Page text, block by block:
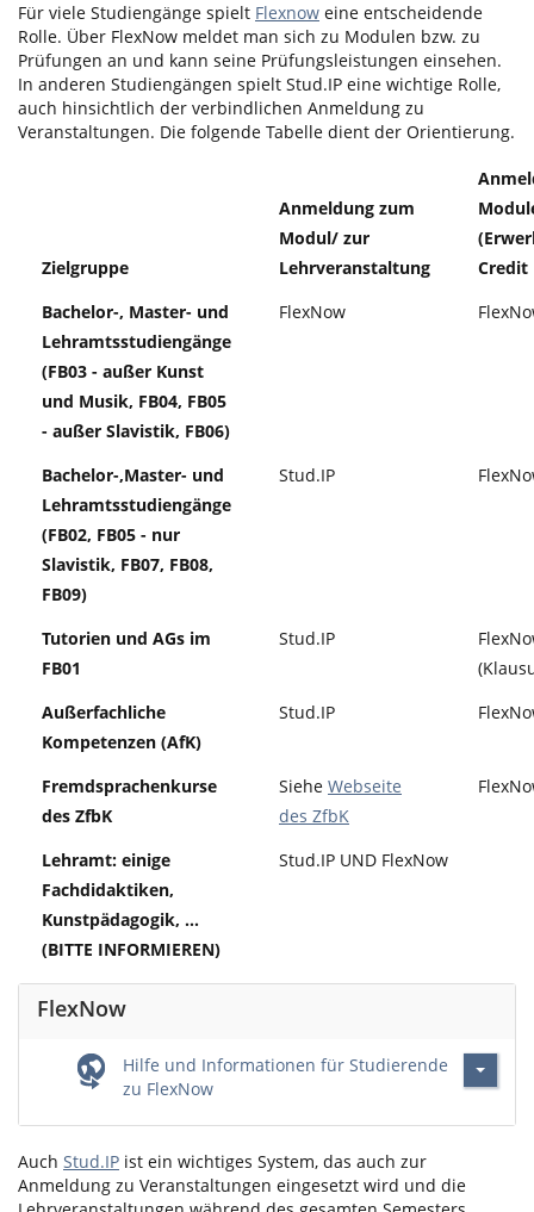
Für viele Studiengänge spielt Flexnow eine entscheidende
Rolle. Über FlexNow meldet man sich zu Modulen bzw. zu
Prüfungen an und kann seine Prüfungsleistungen einsehen.
In anderen Studiengängen spielt Stud.IP eine wichtige Rolle,
auch hinsichtlich der verbindlichen Anmeldung zu
Veranstaltungen. Die folgende Tabelle dient der Orientierung.
Zielgruppe
Anmeldung zum
Modul/ zur
Lehrveranstaltung
Credit
Bachelor-, Master- und
Lehramtsstudiengänge
(FB03 - außer Kunst
und Musik, FB04, FB05
- außer Slavistik, FB06)
FlexNow
Bachelor-,Master- und
Lehramtsstudiengänge
(FB02, FB05 - nur
Slavistik, FB07, FB08,
FB09)
Stud.IP
Tutorien und AGs im
FB01
Stud.IP
Außerfachliche
Kompetenzen (AfK)
Stud.IP
Fremdsprachenkurse
des ZfbK
Siehe Webseite
des ZfbK
Lehramt: einige
Fachdidaktiken,
Kunstpädagogik, ...
(BITTE INFORMIEREN)
Stud.IP UND FlexNow
FlexNow
Hilfe und Informationen für Studierende
zu FlexNow
Auch Stud.IP ist ein wichtiges System, das auch zur
Anmeldung zu Veranstaltungen eingesetzt wird und die